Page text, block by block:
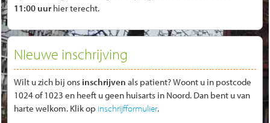
11:00 uur hier terecht.
NIeuwe inschrijving
Wilt u zich bij ons inschrijven als patient? Woont u in postcode
1024 of 1023 en heeft u geen huisarts in Noord. Dan bent u van
harte welkom. Klik op inschrijfformulier.